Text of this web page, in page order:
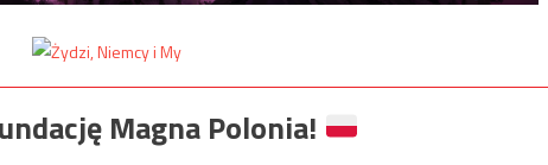
Magna Polonia!